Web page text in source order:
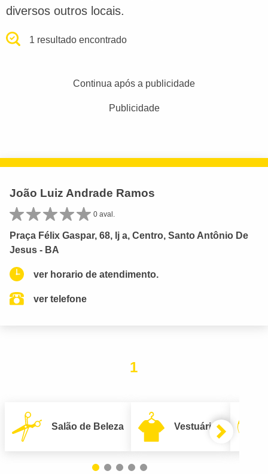
diversos outros locais.
1 resultado encontrado
Continua após a publicidade
Publicidade
João Luiz Andrade Ramos
0 aval.
Praça Félix Gaspar, 68, lj a, Centro, Santo Antônio De
Jesus - BA
ver horario de atendimento.
ver telefone
1
Salão de Beleza Vestuário